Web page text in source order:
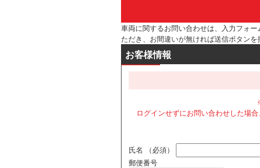
車両に関するお問い合わせは、入力フォ
ただき、お間違いが無ければ送信ボタン
お客様情報
ログインせずにお問い合わせした場
氏名
（必須）
郵便番号